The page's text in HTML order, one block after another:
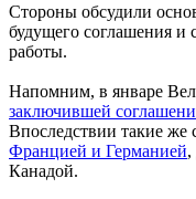
Стороны обсудили
будущего соглашения и
работы.
Напомним, в январе
заключившей
Впоследствии такие же
Францией и Германией,
Канадой.